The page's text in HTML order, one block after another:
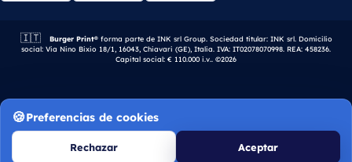
🇮🇹 Empresa italiana.
Burger Print®forma parte de INK srl Group. Sociedad titular: INK srl. Domicilio
social: Via Nino Bixio 18/1, 16043, Chiavari (GE), Italia. IVA: IT02078070998. REA: 458236.
Capital social: € 110.000 i.v.. ©2026
Preferencias de cookies
Rechazar Aceptar